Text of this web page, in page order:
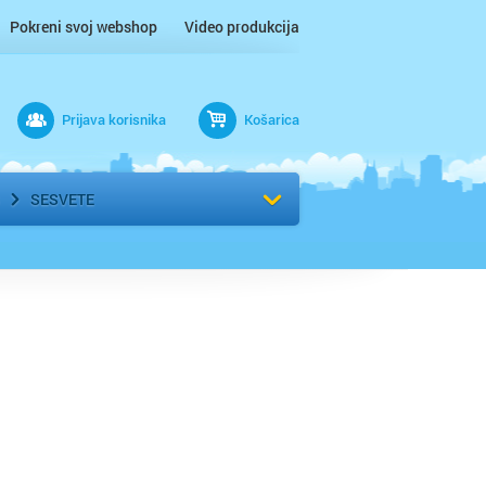
Pokreni svoj webshop Video produkcija
Prijava korisnika Košarica
SESVETE